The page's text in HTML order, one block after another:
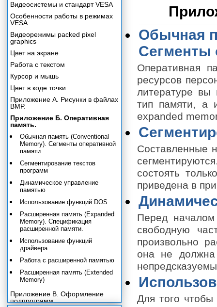
Обычная
Сегменты
Оперативная
ресурсов
литературе вы
тип памяти, а
expanded
Составленные
состоять
приведена в
Перед
свободную
произвольно
она не
Для того чтобы
Видеосистемы и стандарт VESA
Особенности работы в режимах
VESA
Видеорежимы packed pixel
graphics
Цвет на экране
Работа с текстом
Курсор и мышь
Цвет в коде точки
Приложение А. Рисунки в файлах
BMP.
Приложение Б. Оперативная
память.
Обычная память (Conventional
Memory). Сегменты оперативной
памяти.
Сегментирование текстов
программ
Динамическое управление
памятью
Использование функций DOS
Расширенная память (Expanded
Memory). Спецификация
расширенной памяти.
Использование функций
драйвера
Работа с расширенной памятью
Расширенная память (Extended
Memory)
Приложение В. Оформление
подпрограмм.